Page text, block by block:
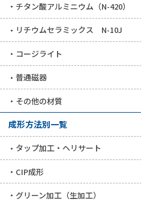
チタン酸アルミニウム（N-420）
リチウムセラミックス N-10J
コージライト
普通磁器
その他の材質
成形方法別一覧
タップ加工・ヘリサート
CIP成形
グリーン加工（生加工）